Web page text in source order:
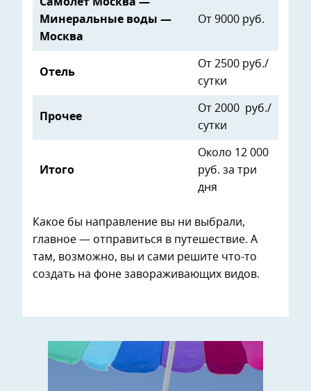
Минеральные воды —
Москва
От 9000 руб.
Отель
От 2500 руб./
сутки
Прочее
От 2000 руб./
сутки
Итого
Около 12 000
руб. за три
дня
Какое бы направление вы ни выбрали,
главное — отправиться в путешествие. А
там, возможно, вы и сами решите что-то
создать на фоне завораживающих видов.